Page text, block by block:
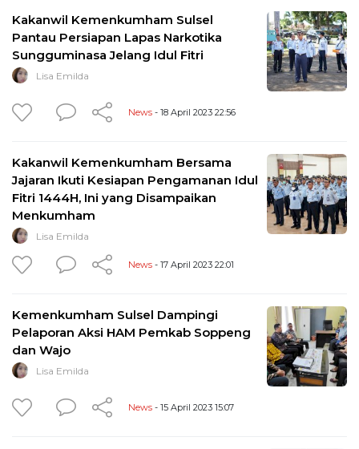
Kakanwil Kemenkumham Sulsel
Pantau Persiapan Lapas Narkotika
Sungguminasa Jelang Idul Fitri
Lisa Emilda
News - 18 April 2023 22:56
Kakanwil Kemenkumham Bersama
Jajaran Ikuti Kesiapan Pengamanan Idul
Fitri 1444H, Ini yang Disampaikan
Menkumham
Lisa Emilda
News - 17 April 2023 22:01
Kemenkumham Sulsel Dampingi
Pelaporan Aksi HAM Pemkab Soppeng
dan Wajo
Lisa Emilda
News - 15 April 2023 15:07